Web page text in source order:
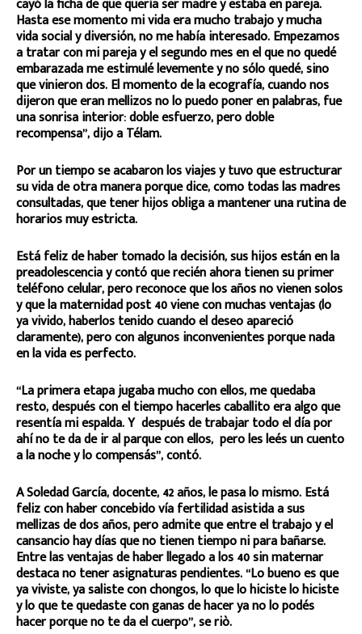
cayó la ficha de que quería ser madre y estaba en pareja.
Hasta ese momento mi vida era mucho trabajo y mucha
vida social y diversión, no me había interesado. Empezamos
a tratar con mi pareja y el segundo mes en el que no quedé
embarazada me estimulé levemente y no sólo quedé, sino
que vinieron dos. El momento de la ecografía, cuando nos
dijeron que eran mellizos no lo puedo poner en palabras, fue
una sonrisa interior: doble esfuerzo, pero doble
recompensa”, dijo a Télam.
Por un tiempo se acabaron los viajes y tuvo que estructurar
su vida de otra manera porque dice, como todas las madres
consultadas, que tener hijos obliga a mantener una rutina de
horarios muy estricta.
Está feliz de haber tomado la decisión, sus hijos están en la
preadolescencia y contó que recién ahora tienen su primer
teléfono celular, pero reconoce que los años no vienen solos
y que la maternidad post 40 viene con muchas ventajas (lo
ya vivido, haberlos tenido cuando el deseo apareció
claramente), pero con algunos inconvenientes porque nada
en la vida es perfecto.
“La primera etapa jugaba mucho con ellos, me quedaba
resto, después con el tiempo hacerles caballito era algo que
resentía mi espalda. Y después de trabajar todo el día por
ahí no te da de ir al parque con ellos, pero les leés un cuento
a la noche y lo compensás”, contó.
A Soledad García, docente, 42 años, le pasa lo mismo. Está
feliz con haber concebido vía fertilidad asistida a sus
mellizas de dos años, pero admite que entre el trabajo y el
cansancio hay días que no tienen tiempo ni para bañarse.
Entre las ventajas de haber llegado a los 40 sin maternar
destaca no tener asignaturas pendientes. “Lo bueno es que
ya viviste, ya saliste con chongos, lo que lo hiciste lo hiciste
y lo que te quedaste con ganas de hacer ya no lo podés
hacer porque no te da el cuerpo”, se riò.